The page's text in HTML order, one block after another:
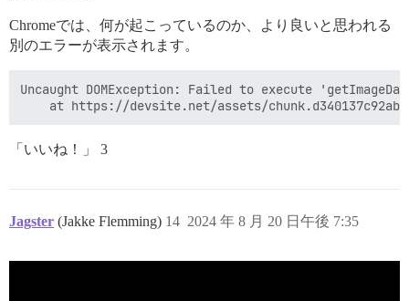
Chromeでは、何が起こっているのか、より良いと思われる
別のエラーが表示されます。
Uncaught DOMException: Failed to execute
「いいね！」 3
Jagster (Jakke Flemming) 2024 年 8 月 20 日午後 7:35
14